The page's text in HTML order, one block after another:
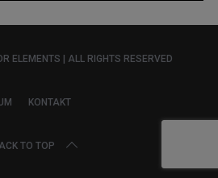
ELEMENTS | ALL RIGHTS RESERVED
KONTAKT
TO TOP